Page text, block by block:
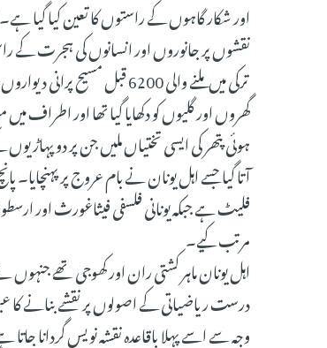
اور شکار گاہوں کے راستوں کا تعین کیا گیا
نقشوں پر جانوروں اور انسانوں کی ہجرت کے
ترکی میں ملنے والی 6200
ہوئی پتھر کی ایسی تختیاں ملیں جن پر دو
آتا گیا جسے اہل یونان نے بام عروج پر پہنچایا۔
فلیٹ ہے جبکہ یونانی فلسفی فیثاغورث اور
مرتب کیے۔
اہل یونان ماہر کشتی ران اور کھوجی تھے
درست ریاضیاتی کے اصولوں پر نقشے بنانے کا
وجہ سے اسے پہلا باقاعدہ نقشہ نویس گردانا